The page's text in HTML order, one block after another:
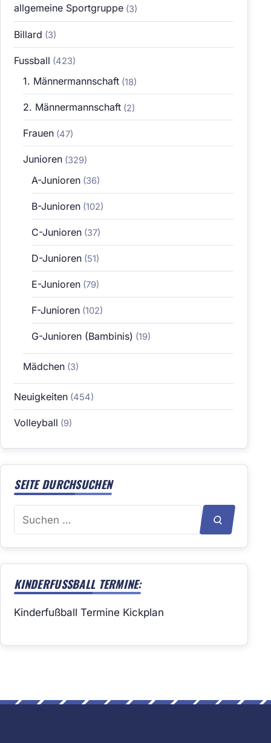
allgemeine Sportgruppe (3)
Billard (3)
Fussball (423)
1. Männermannschaft(18)
2. Männermannschaft(2)
Frauen(47)
Junioren(329)
A-Junioren (36)
B-Junioren (102)
C-Junioren (37)
D-Junioren (51)
E-Junioren (79)
F-Junioren (102)
G-Junioren (Bambinis) (19)
Mädchen(3)
Neuigkeiten (454)
Volleyball (9)
SEITE DURCHSUCHEN
Suchen
SUCHEN
KINDERFUSSBALL TERMINE:
Kinderfußball Termine Kickplan